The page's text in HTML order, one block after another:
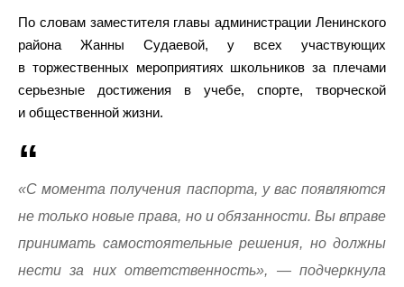
По словам заместителя главы администрации Ленинского
района Жанны Судаевой, у всех участвующих
в торжественных мероприятиях школьников за плечами
серьезные достижения в учебе, спорте, творческой
и общественной жизни.
«С момента получения паспорта, у вас появляются
не только новые права, но и обязанности. Вы вправе
принимать самостоятельные решения, но должны
нести за них ответственность», — подчеркнула